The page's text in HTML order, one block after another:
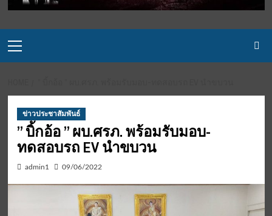
Menu
ข่าวประชาสัมพันธ์
” บิ้กอ้อ ” ผบ.ศรภ. พร้อมรับมอบ-
ทดสอบรถ EV นำขบวน
admin1 09/06/2022